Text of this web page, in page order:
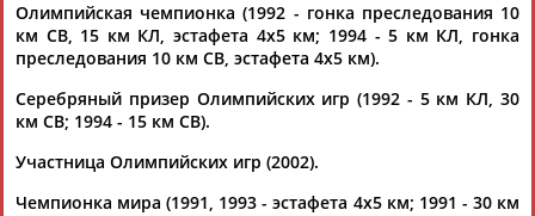
(Проект:Информационное агентство СТАДИОН)
06.08.2020
Рудольф Незвецкий: Атлеты - сердце Олимпийского
движения (горькая правда) Часть 2
...бромантан, и никто не встал на её защиту. Напомним –
Любовь
– героиня зимних Олимпиад в Альбервиле
и... ...в пробе шестикратной олимпийской чемпионки
никто не встал на её...
Олимпийская чемпионка (1992 - гонка преследования 10
км СВ, 15 км КЛ, эстафета 4х5 км; 1994 - 5 км КЛ, гонка
преследования 10 км СВ, эстафета 4х5 км).
Серебряный призер Олимпийских игр (1992 - 5 км КЛ, 30
км СВ; 1994 - 15 км СВ).
Участница Олимпийских игр (2002).
Чемпионка мира (1991, 1993 - эстафета 4х5 км; 1991 - 30 км